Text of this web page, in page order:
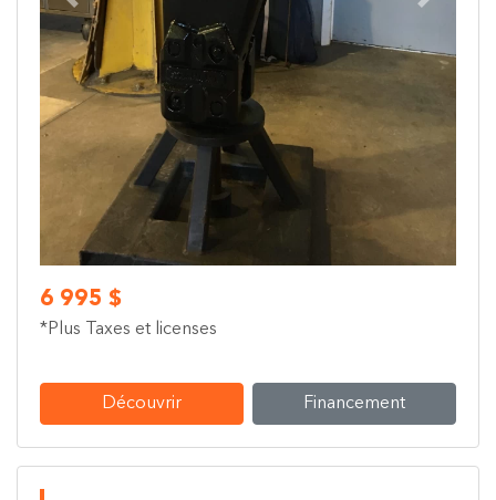
Previous Next
6 995 $
*Plus Taxes et licenses
Découvrir Financement